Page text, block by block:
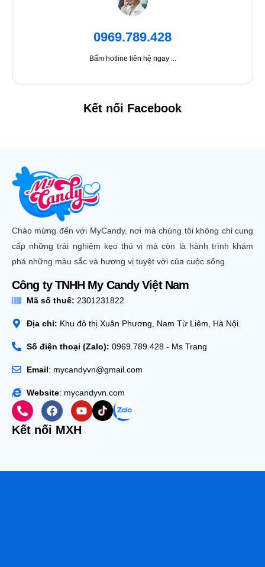
0969.789.428
Bấm hotline liên hệ ngay ...
Kết nối Facebook
Chào mừng đến với MyCandy, nơi mà chúng tôi không chỉ cung
cấp những trải nghiệm kẹo thú vị mà còn là hành trình khám
phá những màu sắc và hương vị tuyệt vời của cuộc sống.
Công ty TNHH My Candy Việt Nam
Mã số thuế: 2301231822
Địa chỉ: Khu đô thị Xuân Phương, Nam Từ Liêm, Hà Nội.
Số điện thoại (Zalo): 0969.789.428 - Ms Trang
Email: mycandyvn@gmail.com
Website: mycandyvn.com
Kết nối MXH